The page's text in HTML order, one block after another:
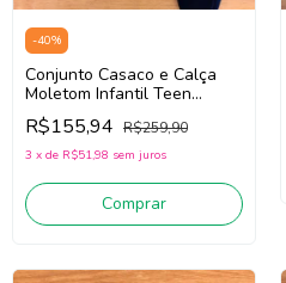
-40%
Conjunto Casaco e Calça
Moletom Infantil Teen
Menino Onda Marinha
1261130 (Off
White/Marinho)
R$155,94 R$259,90
3 x de R$51,98 sem juros
Comprar